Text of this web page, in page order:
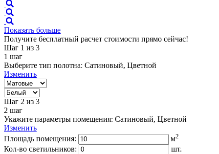
Показать больше
Получите бесплатный расчет стоимости прямо сейчас!
Шаг 1 из 3
1 шаг
Выберите тип полотна: Сатиновый, Цветной
Изменить
Шаг 2 из 3
2 шаг
Укажите параметры помещения: Сатиновый, Цветной
Изменить
Площадь помещения:
м2
Кол-во светильников:
шт.